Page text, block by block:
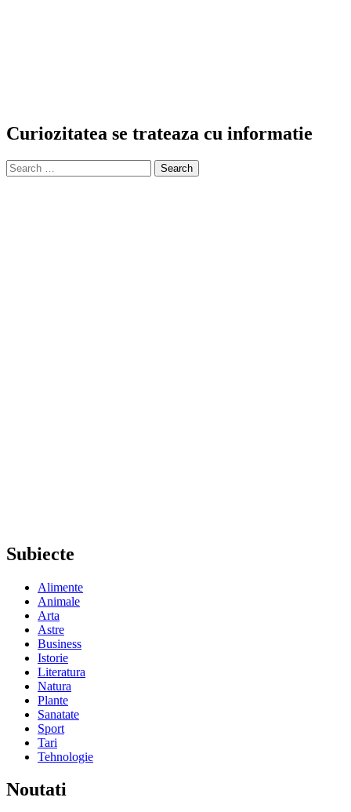
Curiozitatea se trateaza cu informatie
Search
for:
Subiecte
Alimente
Animale
Arta
Astre
Business
Istorie
Literatura
Natura
Plante
Sanatate
Sport
Tari
Tehnologie
Noutati